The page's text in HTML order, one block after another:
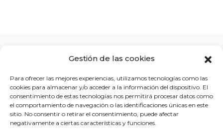
Gestión de las cookies
Para ofrecer las mejores experiencias, utilizamos tecnologías como las
cookies para almacenar y/o acceder a la información del dispositivo. El
consentimiento de estas tecnologías nos permitirá procesar datos como
el comportamiento de navegación o las identificaciones únicas en este
sitio. No consentir o retirar el consentimiento, puede afectar
negativamente a ciertas características y funciones.
LA CLÍNICA CONCURSOS BLOG CONTACTO